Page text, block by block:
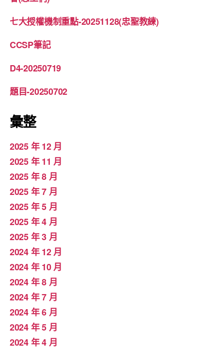
七大授權機制重點-20251128(忠聖教練)
CCSP筆記
D4-20250719
題目-20250702
彙整
2025 年 12 月
2025 年 11 月
2025 年 8 月
2025 年 7 月
2025 年 5 月
2025 年 4 月
2025 年 3 月
2024 年 12 月
2024 年 10 月
2024 年 8 月
2024 年 7 月
2024 年 6 月
2024 年 5 月
2024 年 4 月